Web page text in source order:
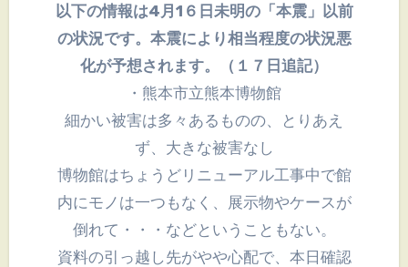
以下の情報は4月1６日未明の「本震」以前
の状況です。本震により相当程度の状況悪
化が予想されます。（１７日追記）
・熊本市立熊本博物館
細かい被害は多々あるものの、とりあえ
ず、大きな被害なし
博物館はちょうどリニューアル工事中で館
内にモノは一つもなく、展示物やケースが
倒れて・・・などということもない。
資料の引っ越し先がやや心配で、本日確認